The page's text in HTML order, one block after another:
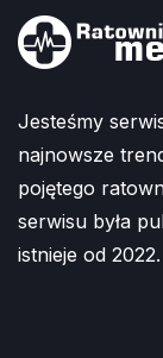
Jesteśmy
najnowsze
pojętego
serwisu była
istnieje od 2022.